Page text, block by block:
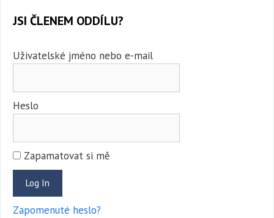
JSI ČLENEM ODDÍLU?
Uživatelské jméno nebo e-mail
Heslo
Zapamatovat si mě
Zapomenuté heslo?